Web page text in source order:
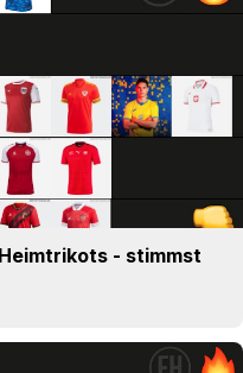
- stimmst